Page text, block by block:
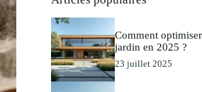
Comment
jardin en 2025 ?
23 juillet 2025